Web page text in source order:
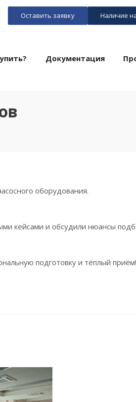
Оставить заявку Наличие
Документация
оборудования.
кейсами и обсудили нюансы
подготовку и тёплый приём!